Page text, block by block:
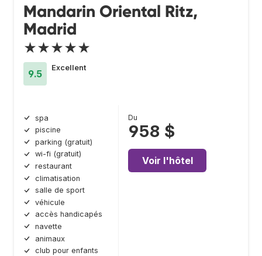
Mandarin Oriental Ritz,
Madrid
★★★★★
9.5
Excellent
spa
piscine
parking (gratuit)
wi-fi (gratuit)
restaurant
climatisation
salle de sport
véhicule
accès handicapés
navette
animaux
club pour enfants
Du
958 $
Voir l'hôtel